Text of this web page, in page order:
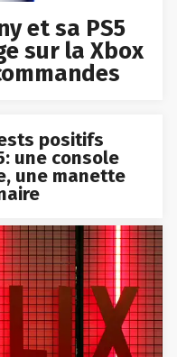
et sa PS5
sur la Xbox
positifs
une console
une manette